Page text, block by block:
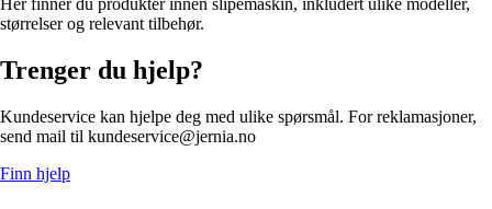
Her finner du produkter innen slipemaskin, inkludert ulike modeller,
størrelser og relevant tilbehør.
Trenger du hjelp?
Kundeservice kan hjelpe deg med ulike spørsmål. For reklamasjoner,
send mail til kundeservice@jernia.no
Finn hjelp